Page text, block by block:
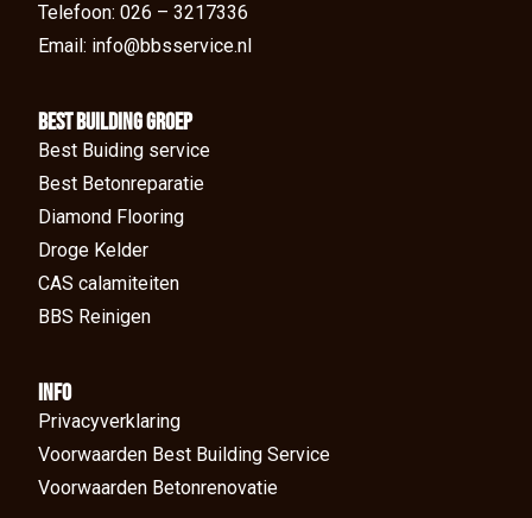
Telefoon: 026 – 3217336
Email: info@bbsservice.nl
BEst Building groep
Best Buiding service
Best Betonreparatie
Diamond Flooring
Droge Kelder
CAS calamiteiten
BBS Reinigen
Info
Privacyverklaring
Voorwaarden Best Building Service
Voorwaarden Betonrenovatie